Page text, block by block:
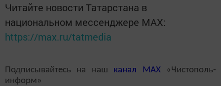
Читайте новости Татарстана в
национальном мессенджере MАХ:
https://max.ru/tatmedia
Подписывайтесь на наш канал MAX«Чистополь-
информ»